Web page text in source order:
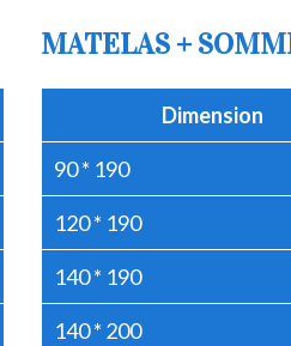
MATELAS +
Dimension
90 * 190
120 * 190
140 * 190
140 * 200